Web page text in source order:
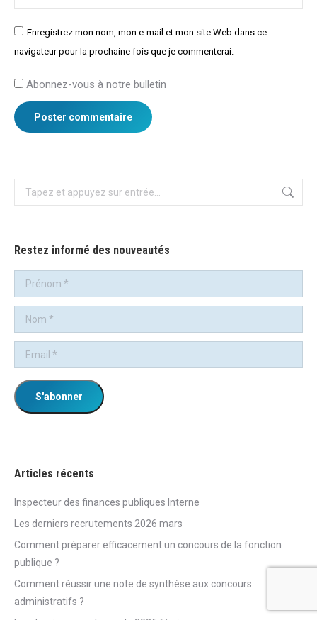
Enregistrez mon nom, mon e-mail et mon site Web dans ce
navigateur pour la prochaine fois que je commenterai.
Abonnez-vous à notre bulletin
Poster commentaire
Recherche
:
Restez informé des nouveautés
Articles récents
Inspecteur des finances publiques Interne
Les derniers recrutements 2026 mars
Comment préparer efficacement un concours de la fonction
publique ?
Comment réussir une note de synthèse aux concours
administratifs ?